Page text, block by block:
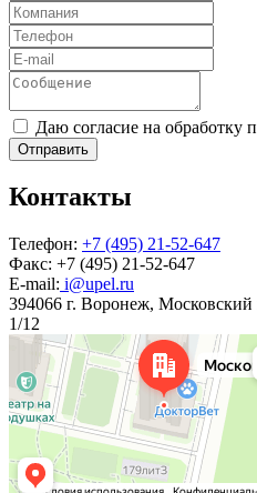
Даю согласие на обработку
Отправить
Контакты
Телефон: +7 (495) 21-52-647
Факс: +7 (495) 21-52-647
E-mail: i@upel.ru
394066 г. Воронеж,
1/12